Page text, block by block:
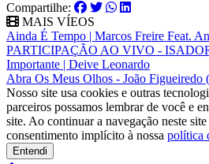
Compartilhe:
MAIS VÍEOS
Ainda É Tempo | Marcos Freire Feat.
PARTICIPAÇÃO AO VIVO -
Importante | Deive Leonardo
Abra Os Meus Olhos - João
Nosso site usa cookies e outras
parceiros possamos lembrar de você e
site. Ao continuar a navegação neste
consentimento implícito à nossa política
Entendi